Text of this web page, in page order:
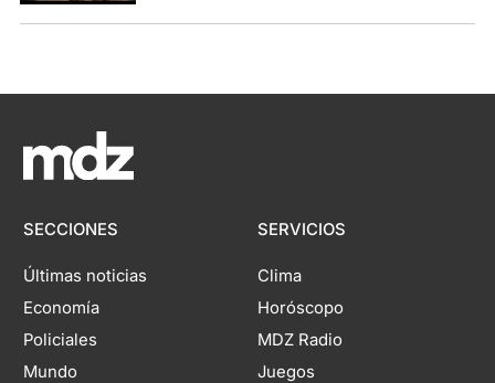
SECCIONES
Últimas noticias
Economía
Policiales
Mundo
SERVICIOS
Clima
Horóscopo
MDZ Radio
Juegos